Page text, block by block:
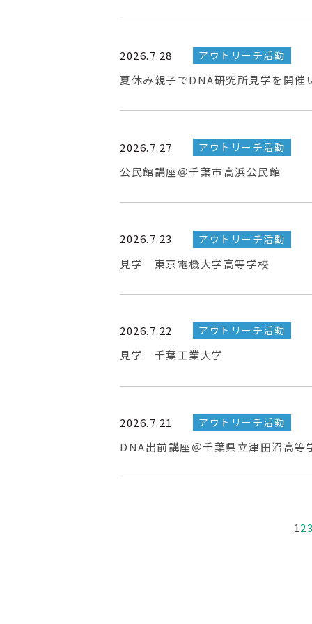
2026.7.28 アウトリーチ活動
夏休み親子でDNA研究所見学を開催
2026.7.27 アウトリーチ活動
公民館講座＠千葉市高浜公民館
2026.7.23 アウトリーチ活動
見学 東京電機大学高等学校
2026.7.22 アウトリーチ活動
見学 千葉工業大学
2026.7.21 アウトリーチ活動
DNA出前講座＠千葉県立津田沼高等
123